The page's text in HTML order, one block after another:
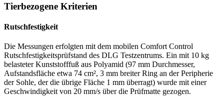
Tierbezogene Kriterien
Rutschfestigkeit
Die Messungen erfolgten mit dem mobilen Comfort Control
Rutschfestigkeitsprüfstand des DLG Testzen­trums. Ein mit 10 kg
belasteter Kunststofffuß aus Polyamid (97 mm Durchmesser,
Aufstandsfläche etwa 74 cm², 3 mm breiter Ring an der Peripherie
der Sohle, der die übrige Fläche 1 mm überragt) wurde mit einer
Geschwindigkeit von 20 mm/s über die Prüfmatte gezogen.